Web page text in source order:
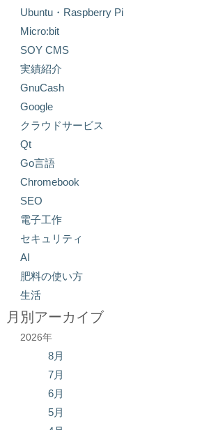
Ubuntu・Raspberry Pi
Micro:bit
SOY CMS
実績紹介
GnuCash
Google
クラウドサービス
Qt
Go言語
Chromebook
SEO
電子工作
セキュリティ
AI
肥料の使い方
生活
月別アーカイブ
2026年
8月
7月
6月
5月